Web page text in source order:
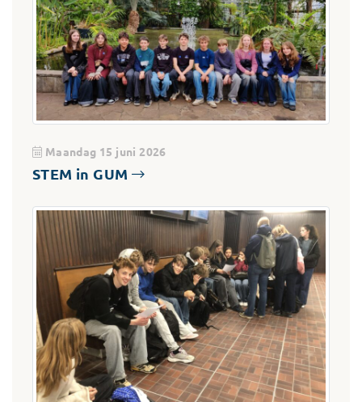
Maandag 15 juni 2026
STEM in GUM